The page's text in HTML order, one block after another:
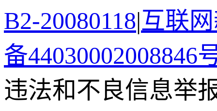
B2-20080118|互联
备44030002008846
违法和不良信息举